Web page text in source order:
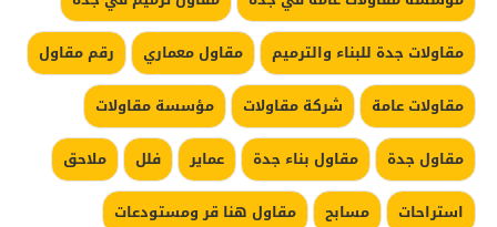
مقاولات جدة للبناء والترميم
مقاول معماري
رقم مقاول
مقاولات عامة
شركة مقاولات
مؤسسة مقاولات
مقاول جدة
مقاول بناء جدة عماير فلل
ملاحق
استراحات
مسابح
مقاول هنا قر ومستودعات